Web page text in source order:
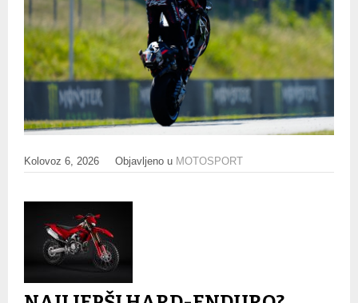
Kolovoz 6, 2026 Objavljeno u MOTOSPORT